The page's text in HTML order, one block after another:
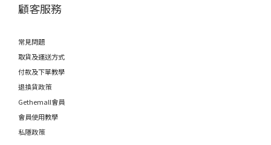
顧客服務
常見問題
取貨及運送方式
付款及下單教學
退換貨政策
Gethemall會員
會員使用教學
私隱政策